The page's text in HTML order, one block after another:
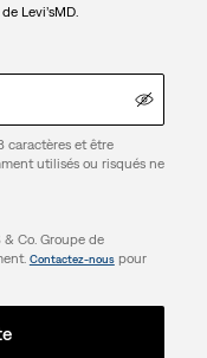
Levi’sMD.
caractères et être
utilisés ou risqués ne
Co. Groupe de
Contactez-nouspour